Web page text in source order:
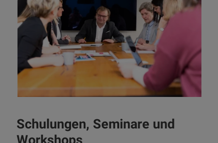
Schulungen, Seminare und